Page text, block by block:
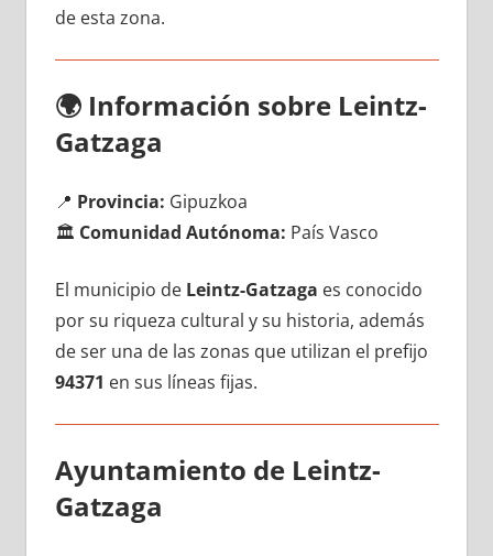
dе esta zona.
🌍 Información sobre Leintz-
Gatzaga
📍 Provincia: Gipuzkoa
🏛️ Comunidad Autónoma: País Vasco
El municipio dе Leintz-Gatzaga es conocido
pοr su riqueza cultural у su historia, además
dе ser una dе las zonas quе utilizan el prefijo
94371 en sus líneas fijas.
Ayuntamiento dе Leintz-
Gatzaga